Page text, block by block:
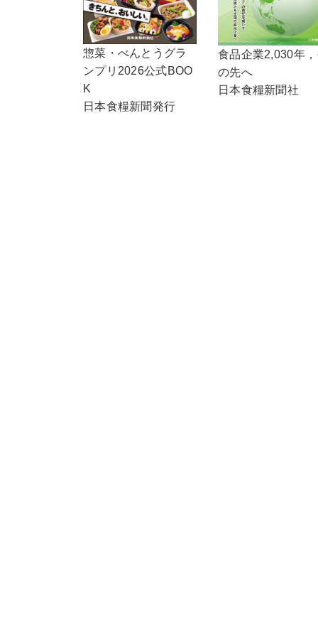
惣菜・べんとうグラ
ンプリ2026公式BOO
K
日本食糧新聞発行
食品企業2,030年
の先へ
日本食糧新聞社